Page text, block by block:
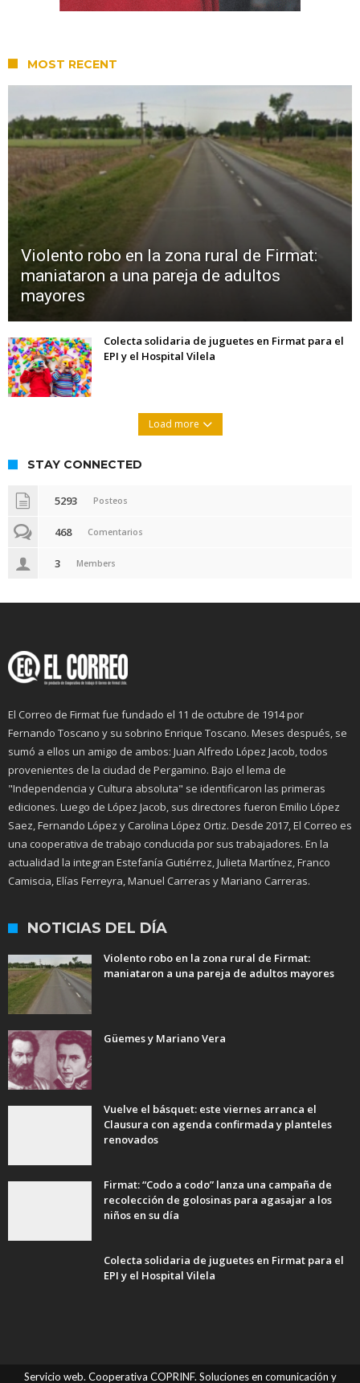
MOST RECENT
Violento robo en la zona rural de Firmat:
maniataron a una pareja de adultos
mayores
Colecta solidaria de juguetes en Firmat para el
EPI y el Hospital Vilela
Load more
STAY CONNECTED
5293 Posteos
468 Comentarios
3 Members
El Correo de Firmat fue fundado el 11 de octubre de 1914 por
Fernando Toscano y su sobrino Enrique Toscano. Meses después, se
sumó a ellos un amigo de ambos: Juan Alfredo López Jacob, todos
provenientes de la ciudad de Pergamino. Bajo el lema de
"Independencia y Cultura absoluta" se identificaron las primeras
ediciones. Luego de López Jacob, sus directores fueron Emilio López
Saez, Fernando López y Carolina López Ortiz. Desde 2017, El Correo es
una cooperativa de trabajo conducida por sus trabajadores. En la
actualidad la integran Estefanía Gutiérrez, Julieta Martínez, Franco
Camiscia, Elías Ferreyra, Manuel Carreras y Mariano Carreras.
NOTICIAS DEL DÍA
Violento robo en la zona rural de Firmat:
maniataron a una pareja de adultos mayores
Güemes y Mariano Vera
Vuelve el básquet: este viernes arranca el
Clausura con agenda confirmada y planteles
renovados
Firmat: “Codo a codo” lanza una campaña de
recolección de golosinas para agasajar a los
niños en su día
Colecta solidaria de juguetes en Firmat para el
EPI y el Hospital Vilela
Servicio web. Cooperativa COPRINF. Soluciones en comunicación y